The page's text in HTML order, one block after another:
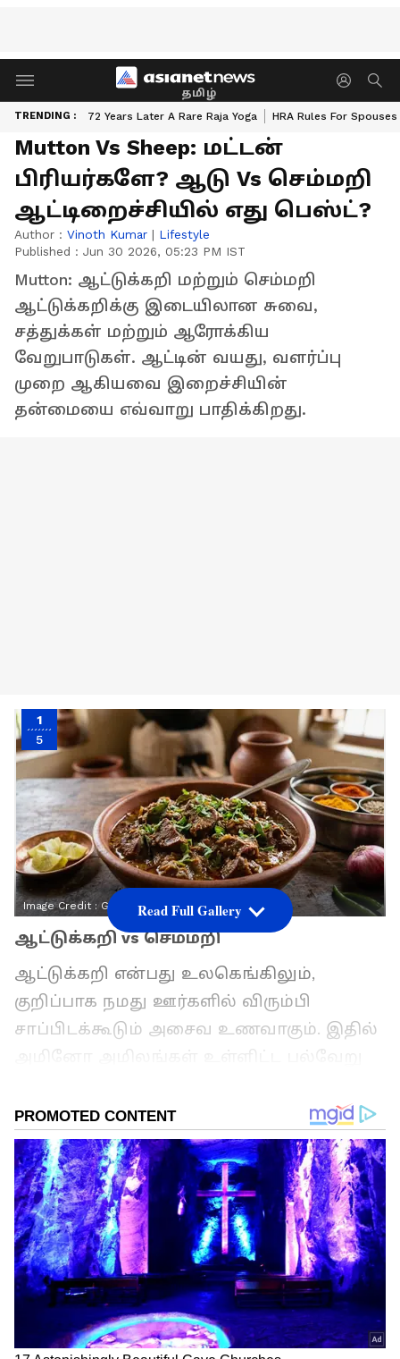
தமிழ்
TRENDING : 72 Years Later A Rare Raja Yoga HRA Rules For Spouses
Mutton Vs Sheep: மட்டன்
பிரியர்களே? ஆடு Vs செம்மறி
ஆட்டிறைச்சியில் எது பெஸ்ட்?
Author : Vinoth Kumar | Lifestyle
Published : Jun 30 2026, 05:23 PM IST
Mutton: ஆட்டுக்கறி மற்றும் செம்மறி
ஆட்டுக்கறிக்கு இடையிலான சுவை,
சத்துக்கள் மற்றும் ஆரோக்கிய
வேறுபாடுகள். ஆட்டின் வயது, வளர்ப்பு
முறை ஆகியவை இறைச்சியின்
தன்மையை எவ்வாறு பாதிக்கிறது.
1
5
Image Credit : Gemini AI
ஆட்டுக்கறி vs செம்மறி
ஆட்டுக்கறி என்பது உலகெங்கிலும்,
குறிப்பாக நமது ஊர்களில் விரும்பி
சாப்பிடக்கூடும் அசைவ உணவாகும். இதில்
ஆடுகளுக்கும் செம்மறி ஆடுகளுக்கும்
என்ன வித்தியாசம்? ஆடு மற்றும் செம்மறி
இறைச்சி மற்றும் அவற்றின்
குறிப்பிடத்தக்க வேறுபாடுகள் குறித்து
இங்கே பார்க்கலாம்.
ஏசியாநெட் தமிழ்-ஐ உங்கள் முதன்மைத்
தேர்வாக்குங்கள்
Read Full Gallery